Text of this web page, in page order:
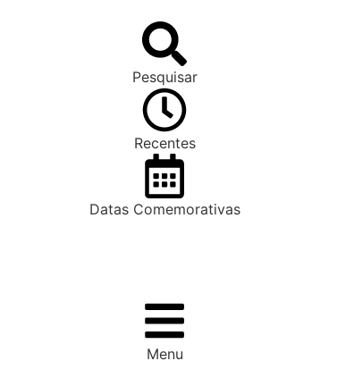
Pesquisar
Recentes
Datas Comemorativas
Menu